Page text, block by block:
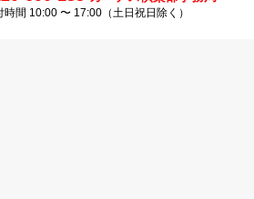
時間 10:00 〜 17:00（土日祝日除く）